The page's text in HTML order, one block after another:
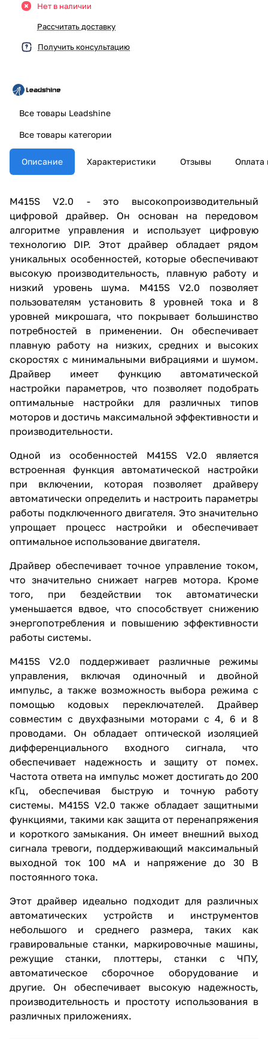
Нет в наличии
Рассчитать доставку
Получить консультацию
Все товары Leadshine
Все товары категории
Описание Характеристики Отзывы Оплата
M415S V2.0 - это высокопроизводительный
цифровой драйвер. Он основан на передовом
алгоритме управления и использует цифровую
технологию DIP. Этот драйвер обладает рядом
уникальных особенностей, которые обеспечивают
высокую производительность, плавную работу и
низкий уровень шума. M415S V2.0 позволяет
пользователям установить 8 уровней тока и 8
уровней микрошага, что покрывает большинство
потребностей в применении. Он обеспечивает
плавную работу на низких, средних и высоких
скоростях с минимальными вибрациями и шумом.
Драйвер имеет функцию автоматической
настройки параметров, что позволяет подобрать
оптимальные настройки для различных типов
моторов и достичь максимальной эффективности и
производительности.
Одной из особенностей M415S V2.0 является
встроенная функция автоматической настройки
при включении, которая позволяет драйверу
автоматически определить и настроить параметры
работы подключенного двигателя. Это значительно
упрощает процесс настройки и обеспечивает
оптимальное использование двигателя.
Драйвер обеспечивает точное управление током,
что значительно снижает нагрев мотора. Кроме
того, при бездействии ток автоматически
уменьшается вдвое, что способствует снижению
энергопотребления и повышению эффективности
работы системы.
M415S V2.0 поддерживает различные режимы
управления, включая одиночный и двойной
импульс, а также возможность выбора режима с
помощью кодовых переключателей. Драйвер
совместим с двухфазными моторами с 4, 6 и 8
проводами. Он обладает оптической изоляцией
дифференциального входного сигнала, что
обеспечивает надежность и защиту от помех.
Частота ответа на импульс может достигать до 200
кГц, обеспечивая быструю и точную работу
системы. M415S V2.0 также обладает защитными
функциями, такими как защита от перенапряжения
и короткого замыкания. Он имеет внешний выход
сигнала тревоги, поддерживающий максимальный
выходной ток 100 мА и напряжение до 30 В
постоянного тока.
Этот драйвер идеально подходит для различных
автоматических устройств и инструментов
небольшого и среднего размера, таких как
гравировальные станки, маркировочные машины,
режущие станки, плоттеры, станки с ЧПУ,
автоматическое сборочное оборудование и
другие. Он обеспечивает высокую надежность,
производительность и простоту использования в
различных приложениях.